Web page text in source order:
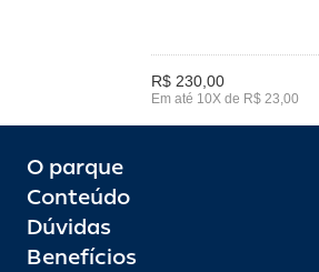
R$ 230,00
Em até 10X de R$ 23,00
O parque
Conteúdo
Dúvidas
Benefícios